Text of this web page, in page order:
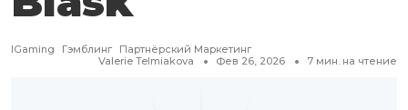
IGaming Гэмблинг
Партнёрский Маркетинг
Valerie Telmiakova
Фев 26, 2026 7 мин. на чтение